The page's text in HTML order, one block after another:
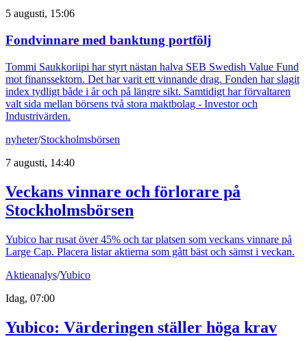
5 augusti, 15:06
Fondvinnare med banktung portfölj
Tommi Saukkoriipi har styrt nästan halva SEB Swedish Value Fund
mot finanssektorn. Det har varit ett vinnande drag. Fonden har slagit
index tydligt både i år och på längre sikt. Samtidigt har förvaltaren
valt sida mellan börsens två stora maktbolag - Investor och
Industrivärden.
nyheter/Stockholmsbörsen
7 augusti, 14:40
Veckans vinnare och förlorare på
Stockholmsbörsen
Yubico har rusat över 45% och tar platsen som veckans vinnare på
Large Cap. Placera listar aktierna som gått bäst och sämst i veckan.
Aktieanalys/Yubico
Idag, 07:00
Yubico: Värderingen ställer höga krav